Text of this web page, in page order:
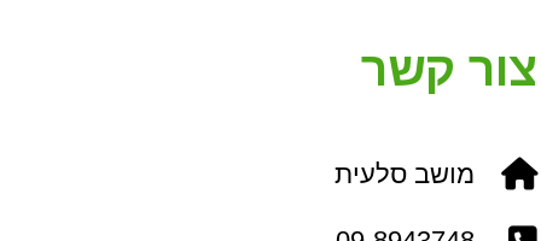
צור קשר
מושב סלעית